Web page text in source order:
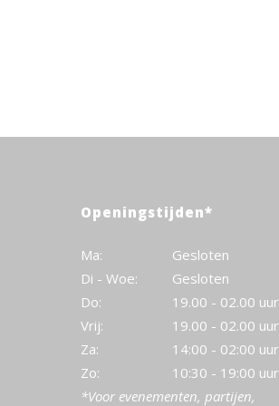
Openingstijden*
Ma:
Gesloten
Di - Woe:
Gesloten
Do:
19.00 - 02.00 uur
Vrij:
19.00 - 02.00 uur
Za:
14:00 - 02:00 uur
Zo:
10:30 - 19:00 uur
*Voor evenementen, partijen,